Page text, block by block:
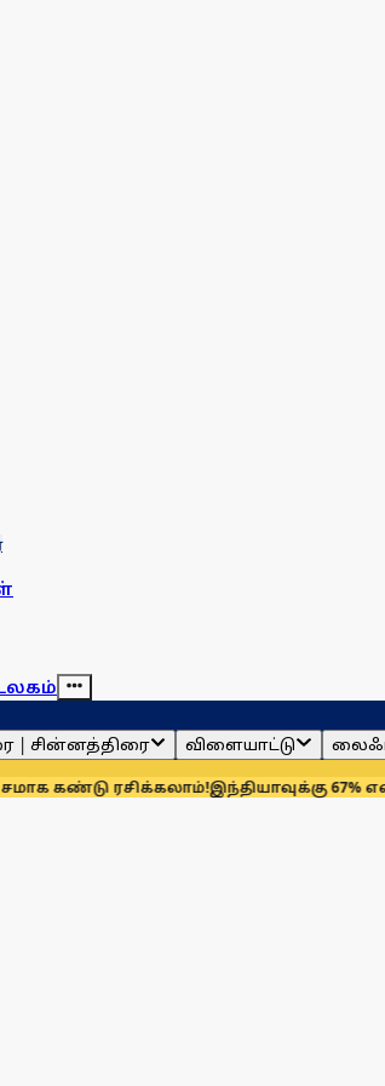
| சின்னத்திரை விளையாட்டு
ரசிக்கலாம்!இந்தியாவுக்கு 67%